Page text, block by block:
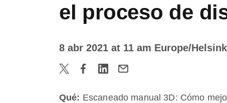
el proceso de
8 abr 2021 at 11 am Europe/
Qué: Escaneado manual 3D: Cómo